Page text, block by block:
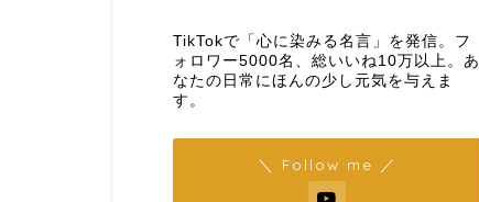
TikTokで「心に染みる名言」を発信。フ
ォロワー5000名、総いいね10万以上。あ
なたの日常にほんの少し元気を与えま
す。
＼ Follow me ／